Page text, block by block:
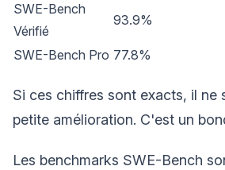
SWE-Bench
Vérifié
93.9%
SWE-Bench Pro 77.8%
Si ces chiffres sont exacts, il ne
petite amélioration. C'est un
Les benchmarks SWE-Bench